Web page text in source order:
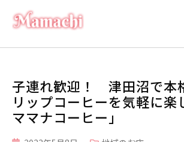
子連れ歓迎！ 津田沼で本
リップコーヒーを気軽に楽
ママナコーヒー」